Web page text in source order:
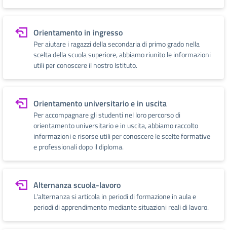
Orientamento in ingresso
Per aiutare i ragazzi della secondaria di primo grado nella
scelta della scuola superiore, abbiamo riunito le informazioni
utili per conoscere il nostro Istituto.
Orientamento universitario e in uscita
Per accompagnare gli studenti nel loro percorso di
orientamento universitario e in uscita, abbiamo raccolto
informazioni e risorse utili per conoscere le scelte formative
e professionali dopo il diploma.
Alternanza scuola-lavoro
L'alternanza si articola in periodi di formazione in aula e
periodi di apprendimento mediante situazioni reali di lavoro.